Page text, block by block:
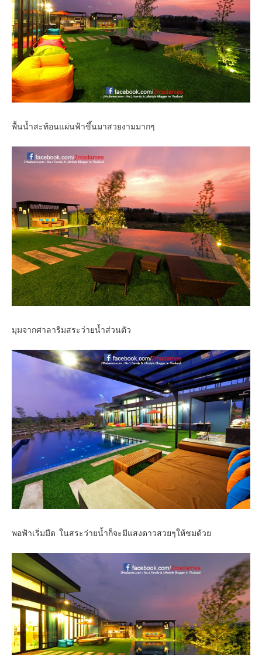
พื้นน้ำสะท้อนแผ่นฟ้าขึ้นมาสวยงามมากๆ
มุมจากศาลาริมสระว่ายน้ำส่วนตัว
พอฟ้าเริ่มมืด ในสระว่ายน้ำก็จะมีแสงดาวสวยๆให้ชมด้วย